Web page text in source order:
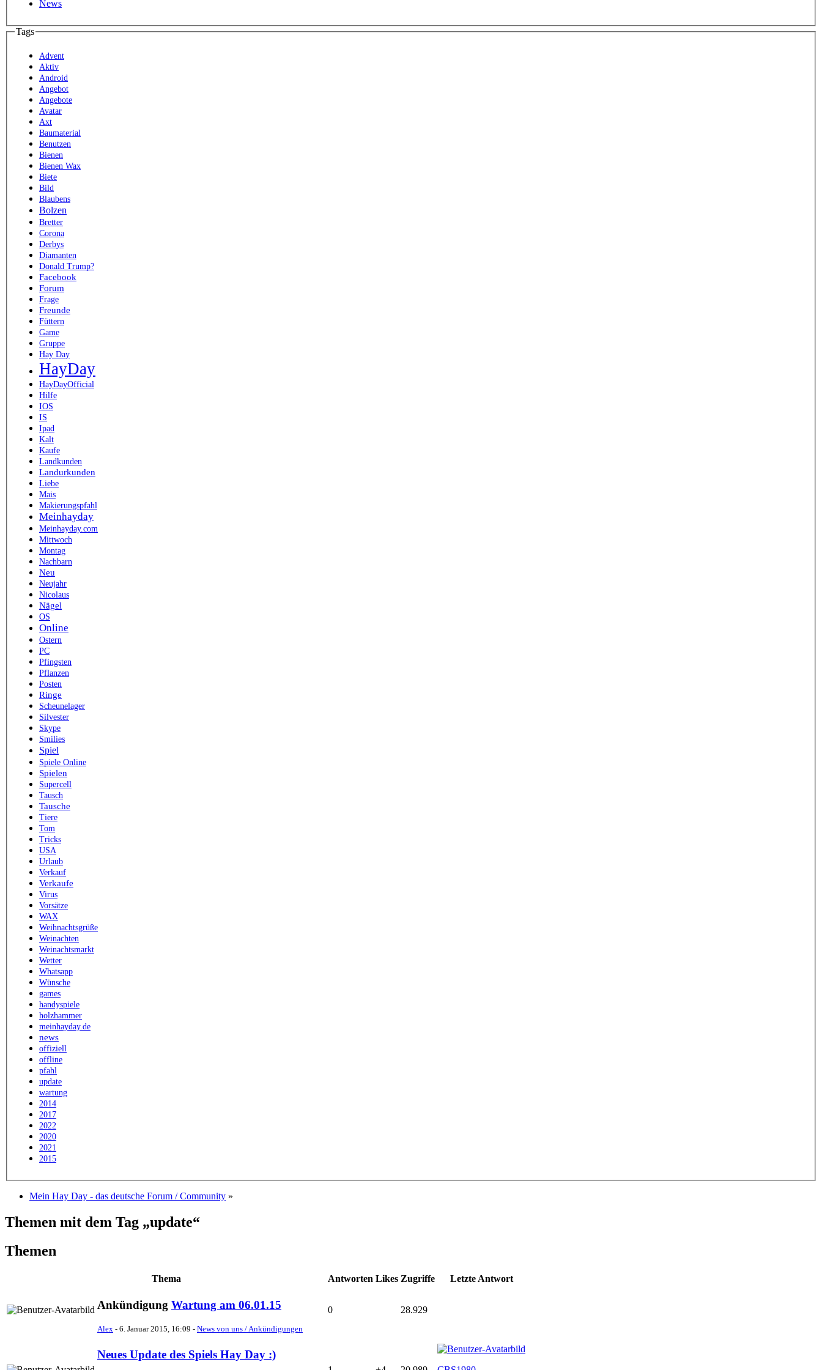
News
Tags
Advent
Aktiv
Android
Angebot
Angebote
Avatar
Axt
Baumaterial
Benutzen
Bienen
Bienen Wax
Biete
Bild
Blaubens
Bolzen
Bretter
Corona
Derbys
Diamanten
Donald Trump?
Facebook
Forum
Frage
Freunde
Füttern
Game
Gruppe
Hay Day
HayDay
HayDayOfficial
Hilfe
IOS
IS
Ipad
Kalt
Kaufe
Landkunden
Landurkunden
Liebe
Mais
Makierungspfahl
Meinhayday
Meinhayday.com
Mittwoch
Montag
Nachbarn
Neu
Neujahr
Nicolaus
Nägel
OS
Online
Ostern
PC
Pfingsten
Pflanzen
Posten
Ringe
Scheunelager
Silvester
Skype
Smilies
Spiel
Spiele Online
Spielen
Supercell
Tausch
Tausche
Tiere
Tom
Tricks
USA
Urlaub
Verkauf
Verkaufe
Virus
Vorsätze
WAX
Weihnachtsgrüße
Weinachten
Weinachtsmarkt
Wetter
Whatsapp
Wünsche
games
handyspiele
holzhammer
meinhayday.de
news
offiziell
offline
pfahl
update
wartung
2014
2017
2022
2020
2021
2015
Mein Hay Day - das deutsche Forum / Community »
Themen mit dem Tag „update“
Themen
Thema Antworten Likes Zugriffe Letzte Antwort
Ankündigung Wartung am 06.01.15
Alex - 6. Januar 2015, 16:09 - News von uns / Ankündigungen
0 28.929
Neues Update des Spiels Hay Day :)